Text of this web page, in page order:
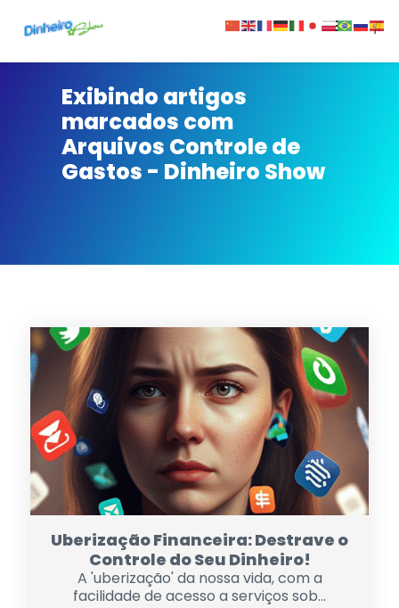
Sobre
Contato
Privacidade
Exibindo artigos
marcados com
Arquivos Controle de
Gastos - Dinheiro Show
Uberização Financeira: Destrave o
Controle do Seu Dinheiro!
A 'uberização' da nossa vida, com a
facilidade de acesso a serviços sob...